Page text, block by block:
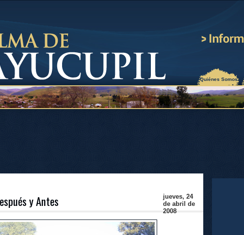
¿Quiénes Somos?
jueves, 24
de abril de
2008
y Antes